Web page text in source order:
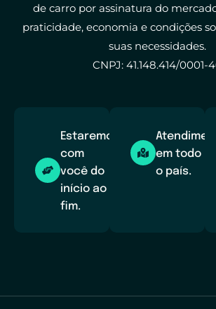
de carro por assinatura do
praticidade, economia e condições
suas necessidades.
CNPJ: 41.148.414/0001-
Estaremos
com
você do
início ao
fim.
em todo
o país.